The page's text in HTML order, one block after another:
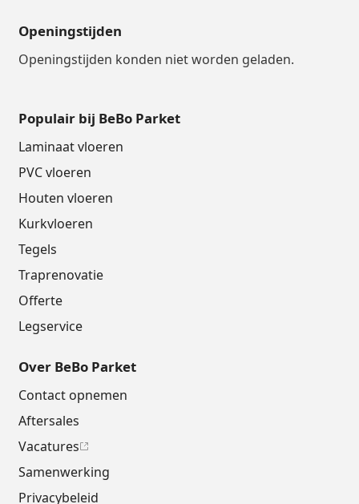
Openingstijden
Openingstijden konden niet worden geladen.
Populair bij BeBo Parket
Laminaat vloeren
PVC vloeren
Houten vloeren
Kurkvloeren
Tegels
Traprenovatie
Offerte
Legservice
Over BeBo Parket
Contact opnemen
Aftersales
Vacatures
Samenwerking
Privacybeleid